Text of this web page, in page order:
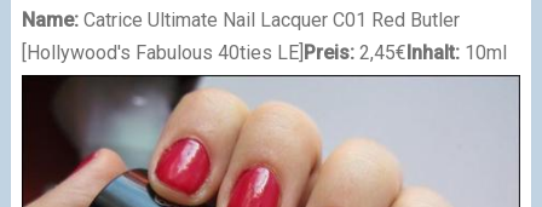
Name:Catrice Ultimate Nail Lacquer C01 Red Butler
[Hollywood's Fabulous 40ties LE] Preis:2,45€Inhalt:10ml